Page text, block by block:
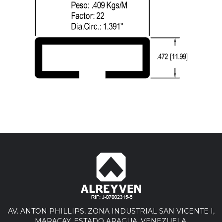
AV. ANTON PHILLIPS, ZONA INDUSTRIAL SAN VICENTE I,